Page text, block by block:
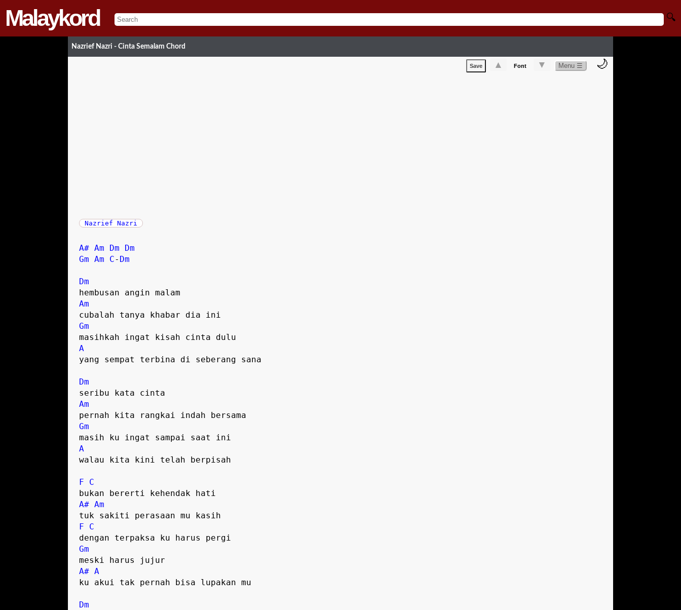
Malaykord 🔍
Nazrief Nazri - Cinta Semalam Chord
Save ▲ Font ▼ Menu ☰ 🌙
Nazrief Nazri
A# Am Dm
Dm
Gm Am C- Dm
Dm
Am
Gm
A
yang sempat terbina di seberang sana
Dm
Am
Gm
A
walau kita kini telah berpisah
F
C
A# Am
F
C
Gm
A# A
ku akui tak pernah bisa lupakan mu
Dm